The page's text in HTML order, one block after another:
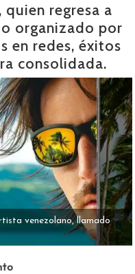
regresa a
organizado por
en redes, éxitos
consolidada.
venezolano, llamado